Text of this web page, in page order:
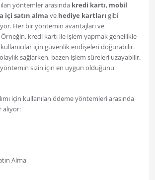
yöntemler arasında kredi kartı, mobil
içi satın alma ve hediye kartları gibi
Her bir yöntemin avantajları ve
kredi kartı ile işlem yapmak genellikle
kullanıcılar için güvenlik endişeleri doğurabilir.
sağlarken, bazen işlem süreleri uzayabilir.
sizin için en uygun olduğunu
için kullanılan ödeme yöntemleri arasında
Alma